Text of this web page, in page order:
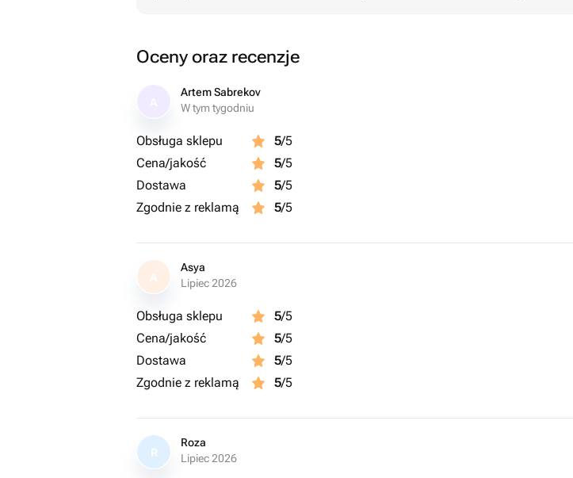
Oceny oraz recenzje
Artem Sabrekov
W tym tygodniu
Obsługa sklepu 5/5
Cena/jakość
5/5
Dostawa
5/5
Zgodnie z reklamą
5/5
A
Asya
Lipiec 2026
Obsługa sklepu 5/5
Cena/jakość
5/5
Dostawa
5/5
Zgodnie z reklamą
5/5
R
Roza
Lipiec 2026